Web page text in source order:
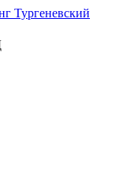
Тургеневский